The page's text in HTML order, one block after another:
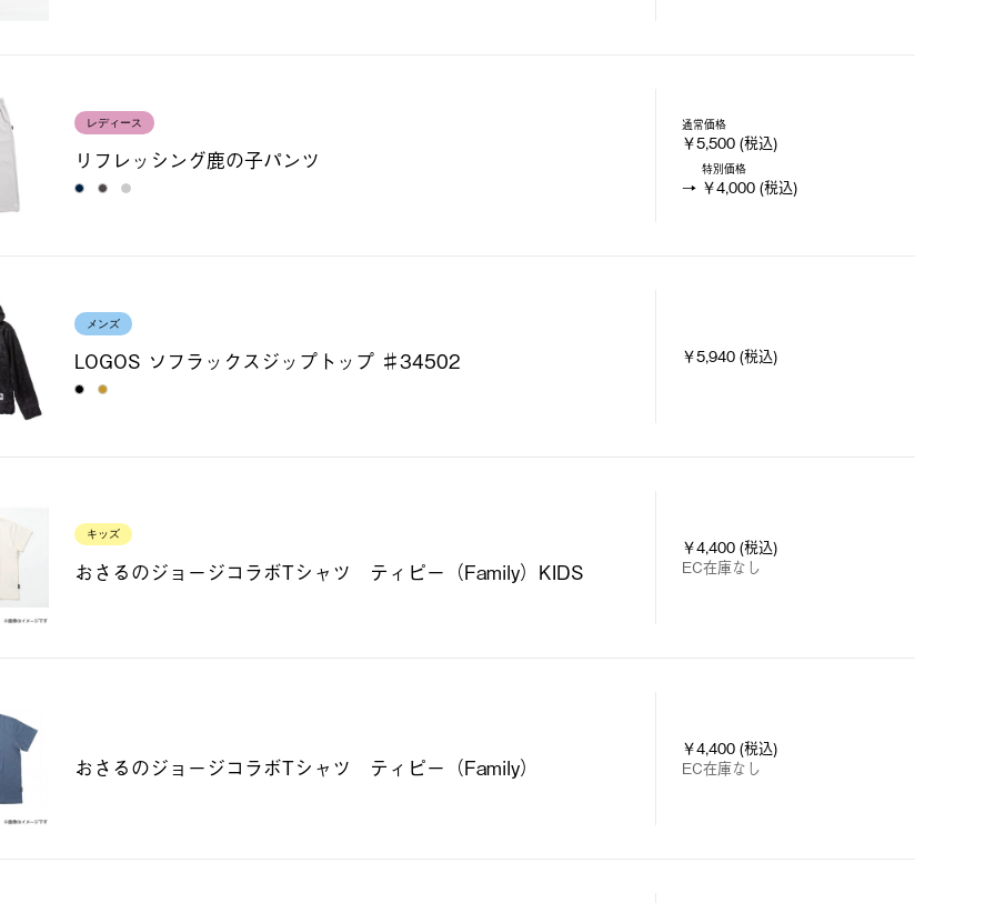
レディース
リフレッシング鹿の子パンツ
通常価格
￥5,500 (税込)
特別価格
￥4,000 (税込)
メンズ
LOGOS ソフラックスジップトップ ♯34502 ￥5,940 (税込)
キッズ
おさるのジョージコラボTシャツ ティピー（Family）KIDS
￥4,400 (税込)
EC在庫なし
おさるのジョージコラボTシャツ ティピー（Family）
￥4,400 (税込)
EC在庫なし